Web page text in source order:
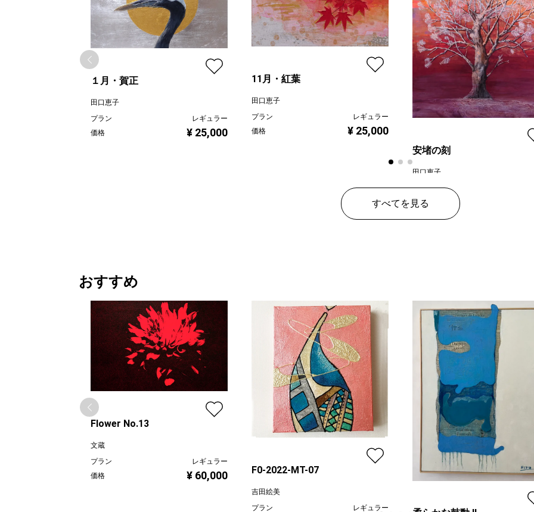
１月・賀正
田口恵子
プラン
レギュラー
価格
¥ 25,000
11月・紅葉
田口恵子
プラン
レギュラー
価格
¥ 25,000
安堵の刻
田口恵子
プラン
価格
すべてを見る
おすすめ
Flower No.13
文蔵
プラン
レギュラー
価格
¥ 60,000 F0-2022-MT-07
吉田絵美
プラン
レギュラー